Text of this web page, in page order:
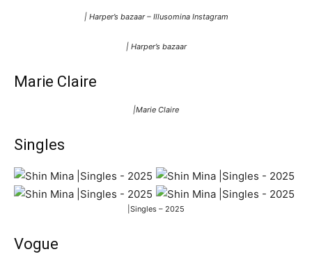
| Harper’s bazaar – Illusomina Instagram
| Harper’s bazaar
Marie Claire
|Marie Claire
Singles
|Singles – 2025
Vogue